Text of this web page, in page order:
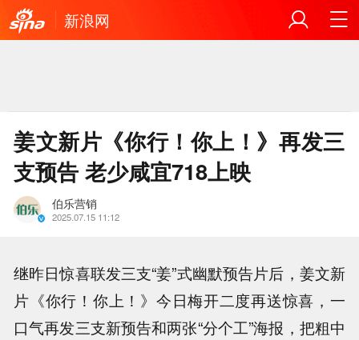
新浪网
姜文新片《你行！你上！》再发三
支预告 老少咸宜718上映
伯乐营销
2025.07.15 11:12
继昨日惊喜联发三支“姜”式幽默预告片后，姜文新
片《你行！你上！》今日梅开二度再送惊喜，一
口气再发三支新预告和两张“分个工”海报，把粗中